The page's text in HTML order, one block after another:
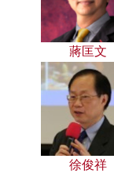
蔣匡文
徐俊祥